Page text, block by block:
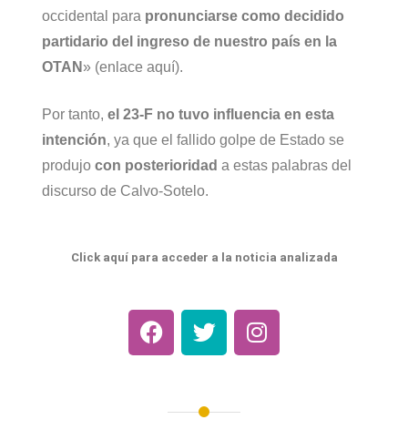
occidental para pronunciarse como decidido
partidario del ingreso de nuestro país en la
OTAN » (enlace aquí).
Por tanto, el 23-F no tuvo influencia en esta
intención, ya que el fallido golpe de Estado se
produjo con posterioridad a estas palabras del
discurso de Calvo-Sotelo.
Click aquí para acceder a la noticia analizada